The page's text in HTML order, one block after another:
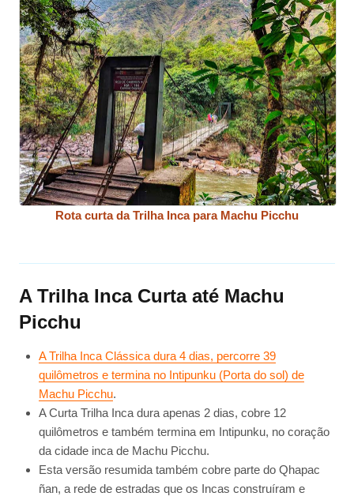
Rota curta da Trilha Inca para Machu Picchu
A Trilha Inca Curta até Machu
Picchu
A Trilha Inca Clássica dura 4 dias, percorre 39
quilômetros e termina no Intipunku (Porta do sol) de
Machu Picchu.
A Curta Trilha Inca dura apenas 2 dias, cobre 12
quilômetros e também termina em Intipunku, no coração
da cidade inca de Machu Picchu.
Esta versão resumida também cobre parte do Qhapac
ñan, a rede de estradas que os Incas construíram e